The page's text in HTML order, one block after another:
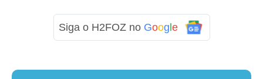
Siga o H2FOZ no Goog e